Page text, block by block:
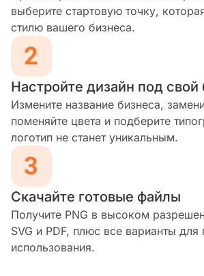
выберите стартовую точку,
стилю вашего бизнеса.
Настройте дизайн под свой
Измените название бизнеса,
поменяйте цвета и подберите
логотип не станет уникальным.
Скачайте готовые файлы
Получите PNG в высоком
SVG и PDF, плюс все варианты для
использования.